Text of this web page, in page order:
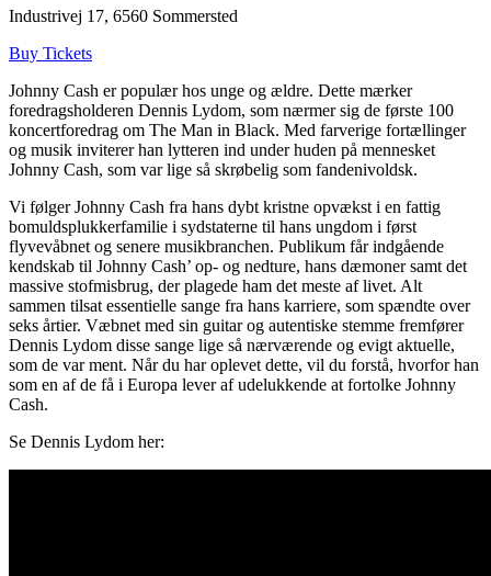
Industrivej 17, 6560 Sommersted
Buy Tickets
Johnny Cash er populær hos unge og ældre. Dette mærker
foredragsholderen Dennis Lydom, som nærmer sig de første 100
koncertforedrag om The Man in Black. Med farverige fortællinger
og musik inviterer han lytteren ind under huden på mennesket
Johnny Cash, som var lige så skrøbelig som fandenivoldsk.
Vi følger Johnny Cash fra hans dybt kristne opvækst i en fattig
bomuldsplukkerfamilie i sydstaterne til hans ungdom i først
flyvevåbnet og senere musikbranchen. Publikum får indgående
kendskab til Johnny Cash’ op- og nedture, hans dæmoner samt det
massive stofmisbrug, der plagede ham det meste af livet. Alt
sammen tilsat essentielle sange fra hans karriere, som spændte over
seks årtier. Væbnet med sin guitar og autentiske stemme fremfører
Dennis Lydom disse sange lige så nærværende og evigt aktuelle,
som de var ment. Når du har oplevet dette, vil du forstå, hvorfor han
som en af de få i Europa lever af udelukkende at fortolke Johnny
Cash.
Se Dennis Lydom her: